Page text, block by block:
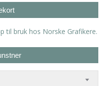
til bruk hos Norske Grafikere.